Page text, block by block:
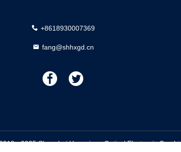
+8618930007369
fang@shhxgd.cn
- 2025 Shanghai Hengxiang Optical Electronic Co.,